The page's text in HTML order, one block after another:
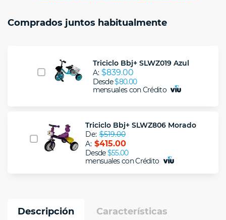
Comprados juntos habitualmente
Triciclo Bbj+ SLWZ019 Azul
A: $839.00
Desde$80.00
mensuales con Crédito
Triciclo Bbj+ SLWZ806 Morado
De: $519.00
A: $415.00
Desde$55.00
mensuales con Crédito
Descripción Características